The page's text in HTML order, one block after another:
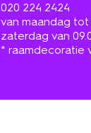
020 224 2424
van maandag tot
zaterdag van
* raamdecoratie